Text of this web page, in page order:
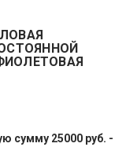
сумму 25000 руб. -